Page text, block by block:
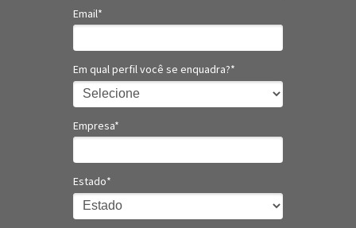
Email*
Em qual perfil você se enquadra?*
Empresa*
Estado*